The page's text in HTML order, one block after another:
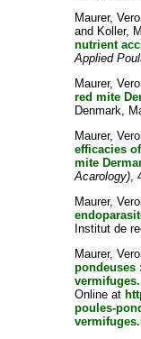
Maurer,
and Koller,
nutrient
Applied
Maurer,
red mite
Denmark,
Maurer,
efficacies
mite
Acarology),
Maurer,
Institut de
Maurer,
pondeuses
vermifuges.
Online at
poules-